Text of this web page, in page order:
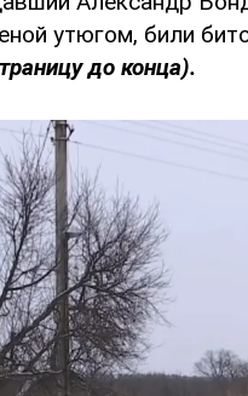
утюгом, били
до конца).